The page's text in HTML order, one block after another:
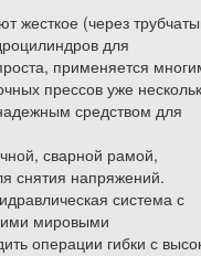
жесткое (через
для
применяется
прессов уже
средством для
сварной рамой,
снятия напряжений.
система с
мировыми
операции гибки с